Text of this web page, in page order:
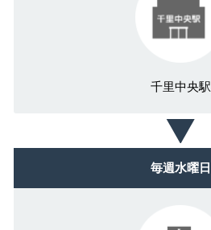
千里中央駅
毎週水曜日